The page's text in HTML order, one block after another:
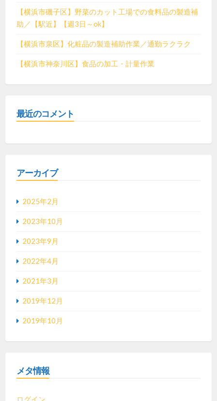
【横浜市磯子区】野菜のカット工場での食料品の製造補
助／【駅近】【週3日～ok】
【横浜市泉区】化粧品の製造補助作業／通勤ラクラク
【横浜市神奈川区】食品の加工・計量作業
最近のコメント
アーカイブ
2025年2月
2023年10月
2023年9月
2022年4月
2021年3月
2019年12月
2019年10月
メタ情報
ログイン